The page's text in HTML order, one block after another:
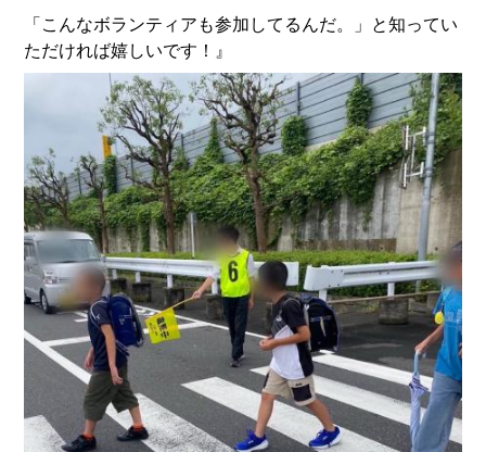
「こんなボランティアも参加してるんだ。」と知ってい
ただければ嬉しいです！』